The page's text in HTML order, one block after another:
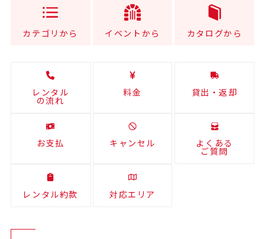
カテゴリから イベントから カタログから
レンタル
の流れ
料金 貸出・返却
お支払 キャンセル よくある
ご質問
レンタル約款 対応エリア